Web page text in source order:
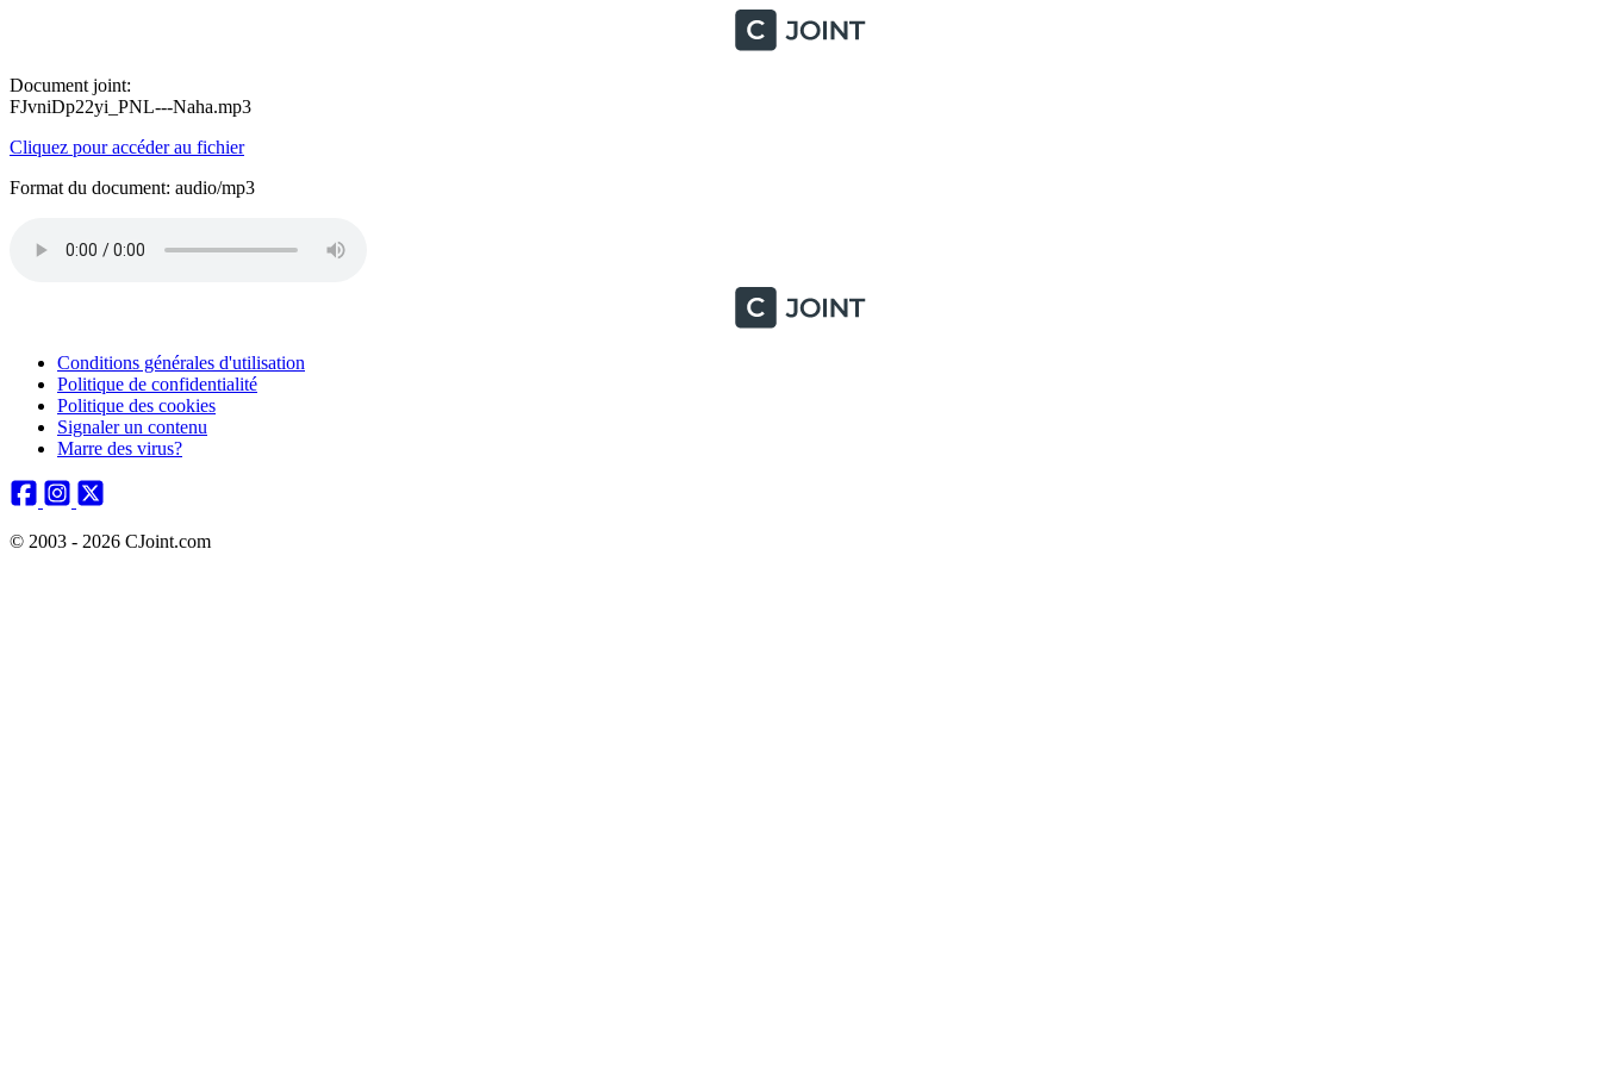
Document joint:
FJvniDp22yi_PNL---Naha.mp3
Cliquez pour accéder au fichier
Format du document: audio/mp3
Conditions générales d'utilisation
Politique de confidentialité
Politique des cookies
Signaler un contenu
Marre des virus?
© 2003 - 2026 CJoint.com